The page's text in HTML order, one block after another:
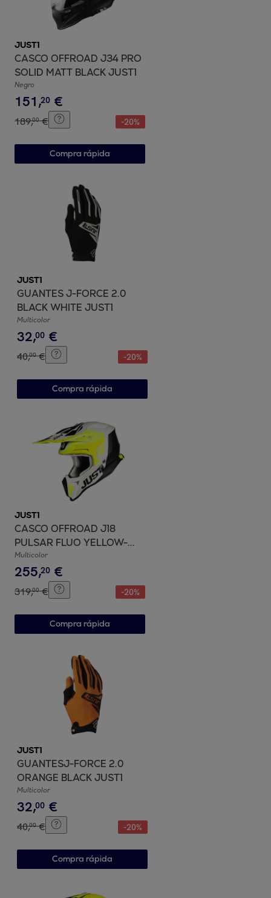
JUST1
CASCO OFFROAD J34 PRO
SOLID MATT BLACK JUST1
Negro
151,20 €
189,00 € -20%
Compra rápida
JUST1
GUANTES J-FORCE 2.0
BLACK WHITE JUST1
Multicolor
32,00 €
40,00 € -20%
Compra rápida
JUST1
CASCO OFFROAD J18
PULSAR FLUO YELLOW-
WHITE-BLACK - Matt JUST1
Multicolor
255,20 €
319,00 € -20%
Compra rápida
JUST1
GUANTESJ-FORCE 2.0
ORANGE BLACK JUST1
Multicolor
32,00 €
40,00 € -20%
Compra rápida